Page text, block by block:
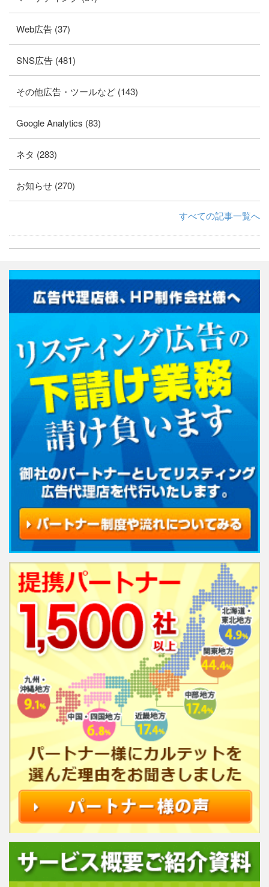
Web広告 (37)
SNS広告 (481)
その他広告・ツールなど (143)
Google Analytics (83)
ネタ (283)
お知らせ (270)
すべての記事一覧へ